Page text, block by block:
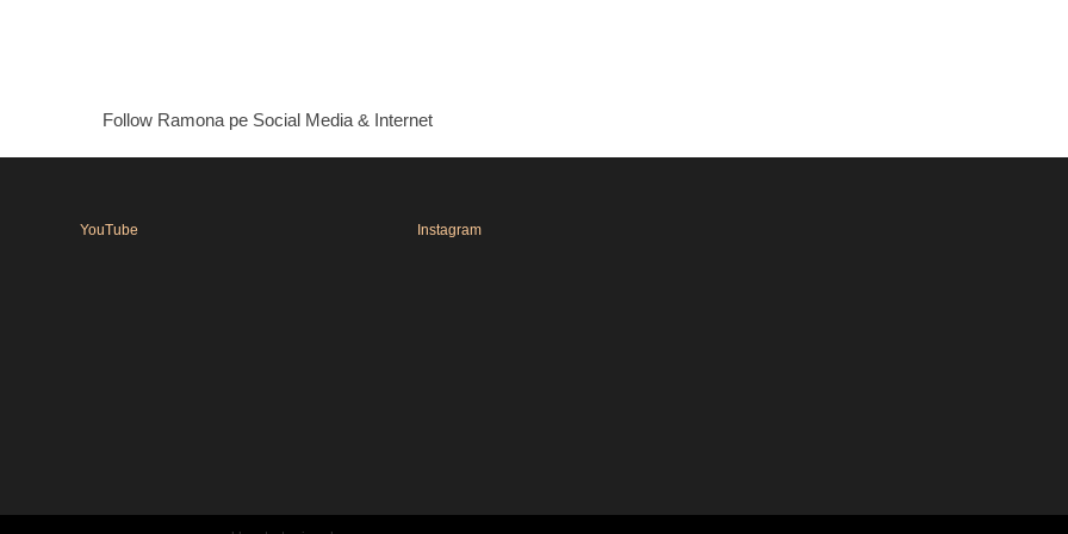
Follow Ramona pe Social Media & Internet
YouTube Instagram